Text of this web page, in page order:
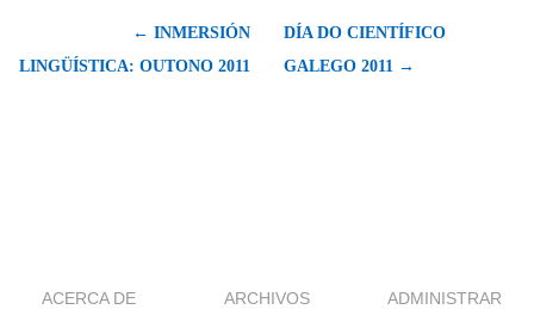
← INMERSIÓN
LINGÜÍSTICA: OUTONO 2011
DÍA DO CIENTÍFICO
GALEGO 2011 →
ACERCA DE ARCHIVOS ADMINISTRAR